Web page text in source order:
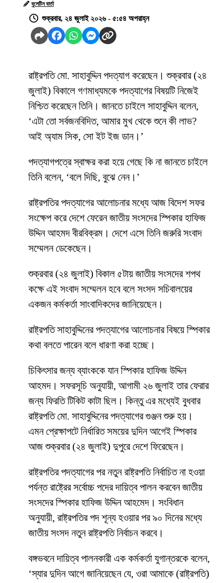
বুলেটিন বার্তা
শুক্রবার, ২৪ জুলাই ২০২৬ - ৫:৫৪ অপরাহ্ন
রাষ্ট্রপতি মো. সাহাবুদ্দিন পদত্যাগ করেছেন। শুক্রবার (২৪
জুলাই) বিকালে গণমাধ্যমকে পদত্যাগের বিষয়টি নিজেই
নিশ্চিত করেছেন তিনি। জানতে চাইলে সাহাবুদ্দিন বলেন,
‘এটা তো সর্বজনবিদিত, আমার মুখ থেকে শুনে কী লাভ?
আই অ্যাম সিক, সো ইট ইজ ডান।’
পদত্যাগপত্রে স্বাক্ষর করা হয়ে গেছে কি না জানতে চাইলে
তিনি বলেন, ‘বলে দিছি, বুঝে নেন।’
রাষ্ট্রপতির পদত্যাগের আলোচনার মধ্যে আজ বিদেশ সফর
সংক্ষেপ করে দেশে ফেরেন জাতীয় সংসদের স্পিকার হাফিজ
উদ্দিন আহমদ বীরবিক্রম। দেশে এসে তিনি জরুরি সংবাদ
সম্মেলন ডেকেছেন।
শুক্রবার (২৪ জুলাই) বিকাল ৫টায় জাতীয় সংসদের শপথ
কক্ষে এই সংবাদ সম্মেলন হবে বলে সংসদ সচিবালয়ের
একজন কর্মকর্তা সাংবাদিকদের জানিয়েছেন।
রাষ্ট্রপতি সাহাবুদ্দিনের পদত্যাগের আলোচনার বিষয়ে স্পিকার
কথা বলতে পারেন বলে ধারণা করা হচ্ছে।
চিকিৎসার জন্য ব্যাংককে যান স্পিকার হাফিজ উদ্দিন
আহমদ। সফরসূচি অনুযায়ী, আগামী ২৬ জুলাই তার ফেরার
জন্য ফিরতি টিকিট কাটা ছিল। কিন্তু এর মধ্যেই বুধবার
রাষ্ট্রপতি মো. সাহাবুদ্দিনের পদত্যাগের গুঞ্জন শুরু হয়।
এমন প্রেক্ষাপটে নির্ধারিত সময়ের দুদিন আগেই স্পিকার
আজ শুক্রবার (২৪ জুলাই) দুপুরে দেশে ফিরেছেন।
রাষ্ট্রপতির পদত্যাগের পর নতুন রাষ্ট্রপতি নির্বাচিত না হওয়া
পর্যন্ত রাষ্ট্রের সর্বোচ্চ পদের দায়িত্ব পালন করবেন জাতীয়
সংসদের স্পিকার হাফিজ উদ্দিন আহমেদ। সংবিধান
অনুযায়ী, রাষ্ট্রপতির পদ শূন্য হওয়ার পর ৯০ দিনের মধ্যে
জাতীয় সংসদ নতুন রাষ্ট্রপতি নির্বাচন করবে।
বঙ্গভবনে দায়িত্ব পালনকারী এক কর্মকর্তা যুগান্তরকে বলেন,
‘স্যার দুদিন আগে জানিয়েছেন যে, ওরা আমাকে (রাষ্ট্রপতি)